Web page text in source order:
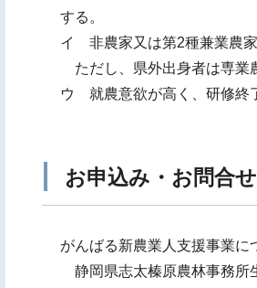
する。
イ 非農家又は第2種兼業農家
ただし、県外出身者は専業
ウ 就農意欲が高く、研修終
お申込み・お問合せ
がんばる新農業人支援事業に
静岡県志太榛原農林事務所